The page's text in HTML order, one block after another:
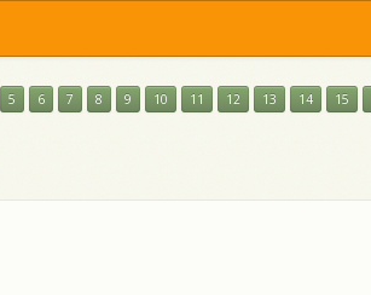
5 6 7 8 9 10 11 12 13 14 15